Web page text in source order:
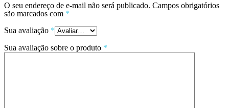
O seu endereço de e-mail não será publicado. Campos obrigatórios
são marcados com *
Sua avaliação *
Sua avaliação sobre o produto *